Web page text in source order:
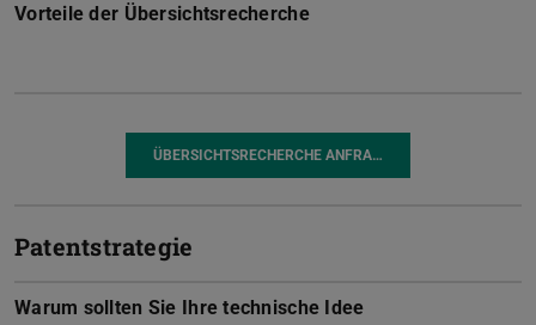
Vorteile der Übersichtsrecherche
ÜBERSICHTSRECHERCHE ANFRA…
Patentstrategie
Warum sollten Sie Ihre technische Idee